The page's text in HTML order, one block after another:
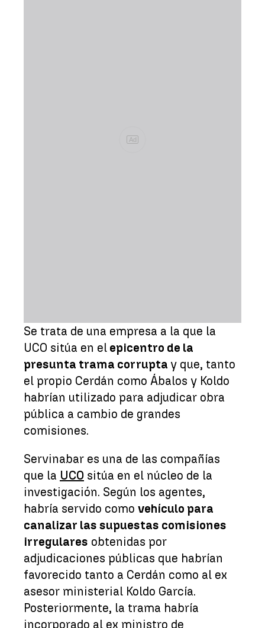
Ad
Se trata de una empresa a la que la
UCO sitúa en el epicentro de la
presunta trama corrupta y que, tanto
el propio Cerdán como Ábalos y Koldo
habrían utilizado para adjudicar obra
pública a cambio de grandes
comisiones.
Servinabar es una de las compañías
que la UCO sitúa en el núcleo de la
investigación. Según los agentes,
habría servido como vehículo para
canalizar las supuestas comisiones
irregulares obtenidas por
adjudicaciones públicas que habrían
favorecido tanto a Cerdán como al ex
asesor ministerial Koldo García.
Posteriormente, la trama habría
incorporado al ex ministro de